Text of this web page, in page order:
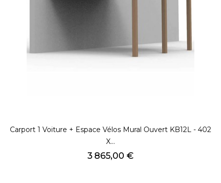
Carport 1 Voiture + Espace Vélos Mural Ouvert KB12L - 402
X...
Prix
3 865,00 €